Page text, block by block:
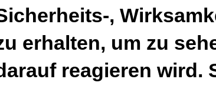
,
erhalten, um zu
reagieren wird.